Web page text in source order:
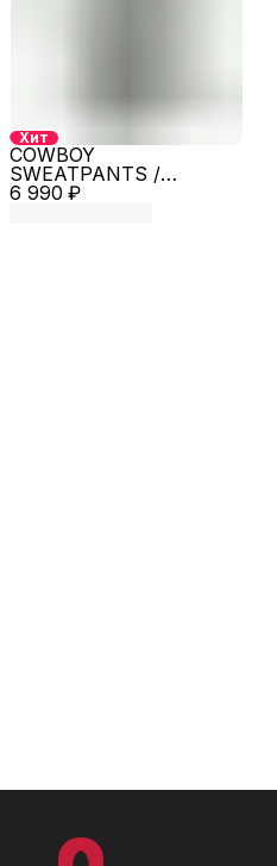
Хит
6 990 ₽
COWBOY
SWEATPANTS /
PERFECT MATCH